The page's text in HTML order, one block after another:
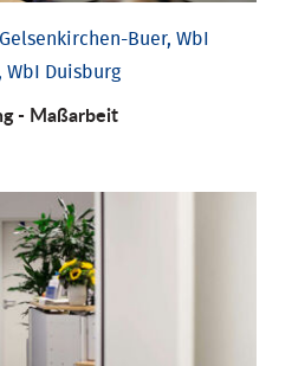
Buer, WbI
WbI Duisburg
- Maßarbeit